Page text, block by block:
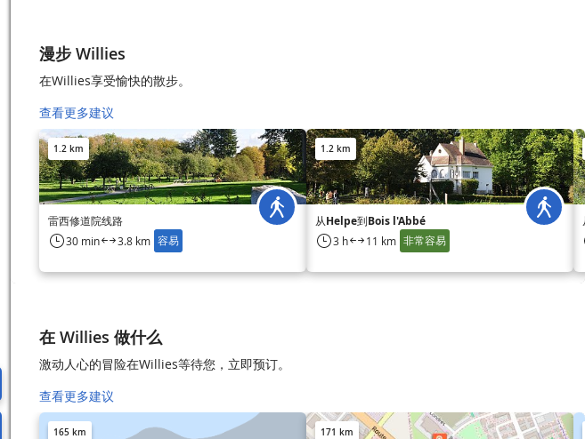
漫步 Willies
在Willies享受愉快的散步。
查看更多建议
1.2 km
雷西修道院线路
30 min 3.8 km 容易
1.2 km
从Helpe到Bois l'Abbé
3 h 11 km 非常容易
在 Willies 做什么
激动人心的冒险在Willies等待您，立即预订。
查看更多建议
165 km 171 km